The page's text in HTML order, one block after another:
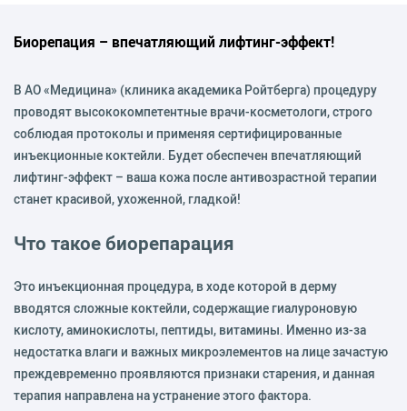
Биорепация – впечатляющий лифтинг-эффект!
В АО «Медицина» (клиника академика Ройтберга) процедуру
проводят высококомпетентные врачи-косметологи, строго
соблюдая протоколы и применяя сертифицированные
инъекционные коктейли. Будет обеспечен впечатляющий
лифтинг-эффект – ваша кожа после антивозрастной терапии
станет красивой, ухоженной, гладкой!
Что такое биорепарация
Это инъекционная процедура, в ходе которой в дерму
вводятся сложные коктейли, содержащие гиалуроновую
кислоту, аминокислоты, пептиды, витамины. Именно из-за
недостатка влаги и важных микроэлементов на лице зачастую
преждевременно проявляются признаки старения, и данная
терапия направлена на устранение этого фактора.